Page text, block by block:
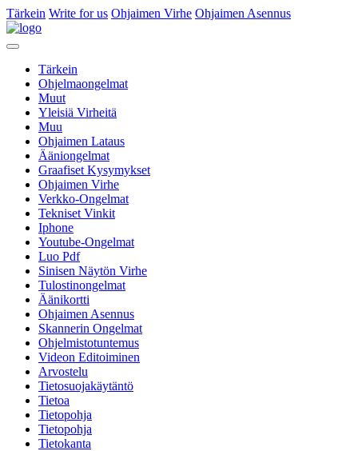
Tärkein Write for us Ohjaimen Virhe Ohjaimen Asennus
Tärkein
Ohjelmaongelmat
Muut
Yleisiä Virheitä
Muu
Ohjaimen Lataus
Ääniongelmat
Graafiset Kysymykset
Ohjaimen Virhe
Verkko-Ongelmat
Tekniset Vinkit
Iphone
Youtube-Ongelmat
Luo Pdf
Sinisen Näytön Virhe
Tulostinongelmat
Äänikortti
Ohjaimen Asennus
Skannerin Ongelmat
Ohjelmistotuntemus
Videon Editoiminen
Arvostelu
Tietosuojakäytäntö
Tietoa
Tietopohja
Tietopohja
Tietokanta